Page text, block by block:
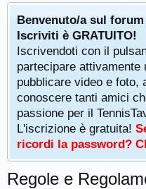
Benvenuto/a sul
Iscriviti è GRATUITO!
Iscrivendoti con il
partecipare attivamente
pubblicare video e foto,
conoscere tanti amici
passione per il
L'iscrizione è gratuita!
ricordi la password?
Regole e